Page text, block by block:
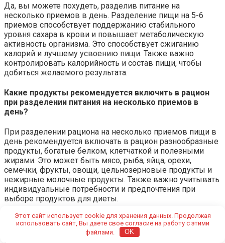
Да, вы можете похудеть, разделив питание на
несколько приемов в день. Разделение пищи на 5-6
приемов способствует поддержанию стабильного
уровня сахара в крови и повышает метаболическую
активность организма. Это способствует сжиганию
калорий и лучшему усвоению пищи. Также важно
контролировать калорийность и состав пищи, чтобы
добиться желаемого результата.
Какие продукты рекомендуется включить в рацион
при разделении питания на несколько приемов в
день?
При разделении рациона на несколько приемов пищи в
день рекомендуется включать в рацион разнообразные
продукты, богатые белком, клетчаткой и полезными
жирами. Это может быть мясо, рыба, яйца, орехи,
семечки, фрукты, овощи, цельнозерновые продукты и
нежирные молочные продукты. Также важно учитывать
индивидуальные потребности и предпочтения при
выборе продуктов для диеты.
Еще больше новостей и интересных статей читайте на
нашем сайтеlh3.ru
Этот сайт использует cookie для хранения данных. Продолжая
использовать сайт, Вы даете свое согласие на работу с этими
файлами.
OK